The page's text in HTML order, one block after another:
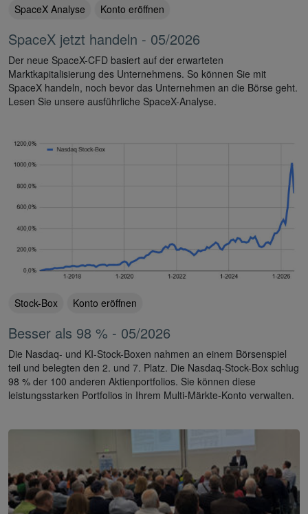
SpaceX Analyse Konto eröffnen
SpaceX jetzt handeln - 05/2026
Der neue SpaceX-CFD basiert auf der erwarteten
Marktkapitalisierung des Unternehmens. So können Sie mit
SpaceX handeln, noch bevor das Unternehmen an die Börse geht.
Lesen Sie unsere ausführliche SpaceX-Analyse.
Stock-Box Konto eröffnen
Besser als 98 % - 05/2026
Die Nasdaq- und KI-Stock-Boxen nahmen an einem Börsenspiel
teil und belegten den 2. und 7. Platz. Die Nasdaq-Stock-Box schlug
98 % der 100 anderen Aktienportfolios. Sie können diese
leistungsstarken Portfolios in Ihrem Multi-Märkte-Konto verwalten.